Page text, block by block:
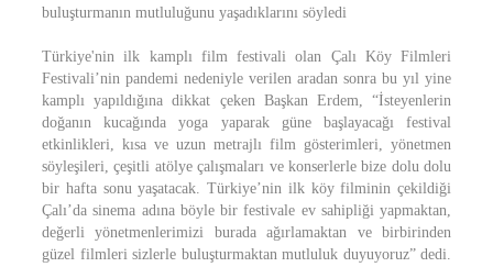
buluşturmanın mutluluğunu yaşadıklarını söyledi
Türkiye'nin ilk kamplı film festivali olan Çalı Köy Filmleri
Festivali’nin pandemi nedeniyle verilen aradan sonra bu yıl yine
kamplı yapıldığına dikkat çeken Başkan Erdem, “İsteyenlerin
doğanın kucağında yoga yaparak güne başlayacağı festival
etkinlikleri, kısa ve uzun metrajlı film gösterimleri, yönetmen
söyleşileri, çeşitli atölye çalışmaları ve konserlerle bize dolu dolu
bir hafta sonu yaşatacak. Türkiye’nin ilk köy filminin çekildiği
Çalı’da sinema adına böyle bir festivale ev sahipliği yapmaktan,
değerli yönetmenlerimizi burada ağırlamaktan ve birbirinden
güzel filmleri sizlerle buluşturmaktan mutluluk duyuyoruz” dedi.